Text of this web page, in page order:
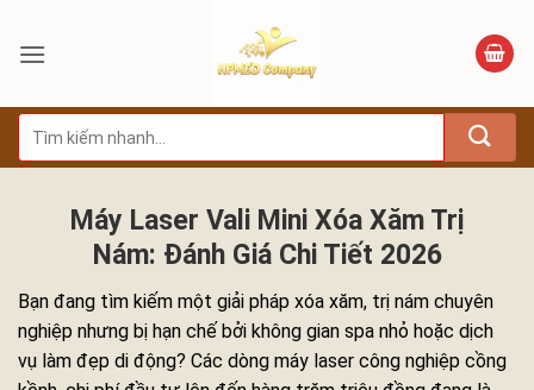
qua
dung
Tìm
kiếm:
Máy Laser Vali Mini Xóa Xăm Trị
Nám: Đánh Giá Chi Tiết 2026
Bạn đang tìm kiếm một giải pháp xóa xăm, trị nám chuyên
nghiệp nhưng bị hạn chế bởi không gian spa nhỏ hoặc dịch
vụ làm đẹp di động? Các dòng máy laser công nghiệp cồng